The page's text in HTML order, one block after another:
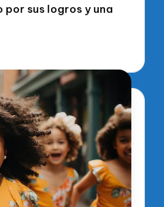
sus logros y una